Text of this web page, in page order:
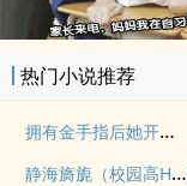
热门小说推荐
拥有金手指后她开始为所欲为（nph）
静海旖旎（校园高H）